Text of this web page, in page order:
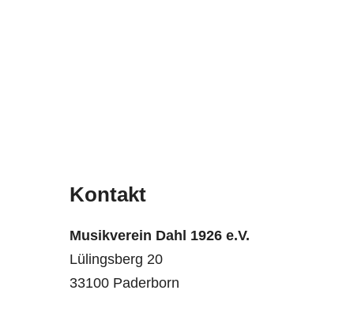
Kontakt
Musikverein Dahl 1926 e.V.
Lülingsberg 20
33100 Paderborn